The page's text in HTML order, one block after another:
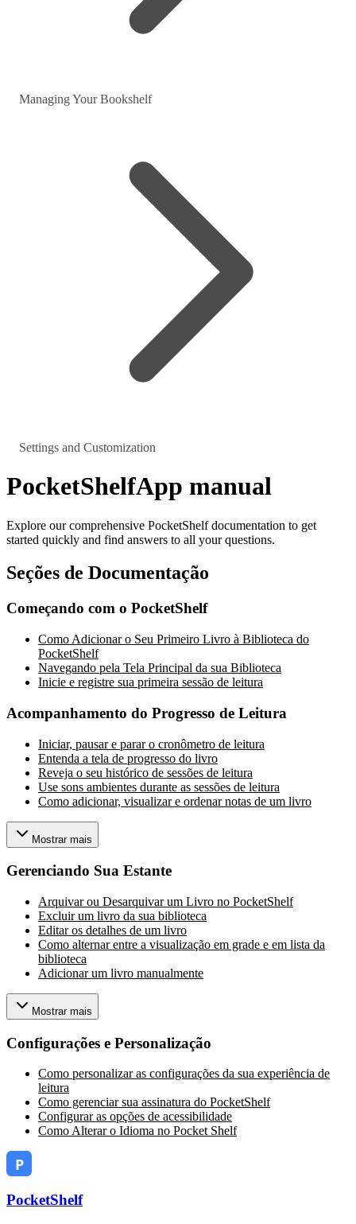
Managing Your Bookshelf
Settings and Customization
PocketShelfApp manual
Explore our comprehensive PocketShelf documentation to get
started quickly and find answers to all your questions.
Seções de Documentação
Começando com o PocketShelf
Como Adicionar o Seu Primeiro Livro à Biblioteca do
PocketShelf
Navegando pela Tela Principal da sua Biblioteca
Inicie e registre sua primeira sessão de leitura
Acompanhamento do Progresso de Leitura
Iniciar, pausar e parar o cronômetro de leitura
Entenda a tela de progresso do livro
Reveja o seu histórico de sessões de leitura
Use sons ambientes durante as sessões de leitura
Como adicionar, visualizar e ordenar notas de um livro
Mostrar mais
Gerenciando Sua Estante
Arquivar ou Desarquivar um Livro no PocketShelf
Excluir um livro da sua biblioteca
Editar os detalhes de um livro
Como alternar entre a visualização em grade e em lista da
biblioteca
Adicionar um livro manualmente
Mostrar mais
Configurações e Personalização
Como personalizar as configurações da sua experiência de
leitura
Como gerenciar sua assinatura do PocketShelf
Configurar as opções de acessibilidade
Como Alterar o Idioma no Pocket Shelf
PocketShelf